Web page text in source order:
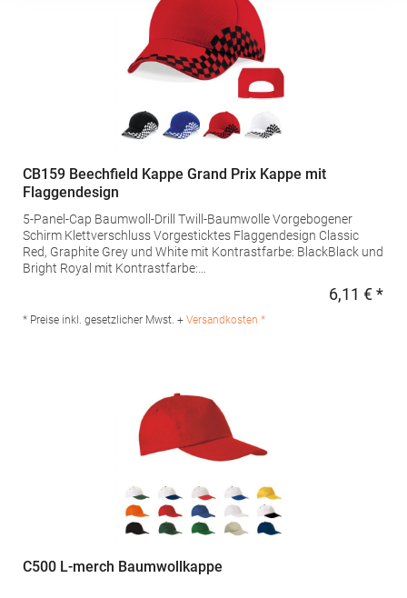
CB159 Beechfield Kappe Grand Prix Kappe mit
Flaggendesign
5-Panel-Cap Baumwoll-Drill Twill-Baumwolle Vorgebogener
Schirm Klettverschluss Vorgesticktes Flaggendesign Classic
Red, Graphite Grey und White mit Kontrastfarbe: BlackBlack und
Bright Royal mit Kontrastfarbe:
Grand Prix Cap Angaben zur Produktsicherheit: Herst.-Nr.:
B159Hersteller: Beechfield Brands Europe B.V. Posthoornstraat
6,11 € *
* Preise inkl. gesetzlicher Mwst. + Versandkosten *
C500 L-merch Baumwollkappe